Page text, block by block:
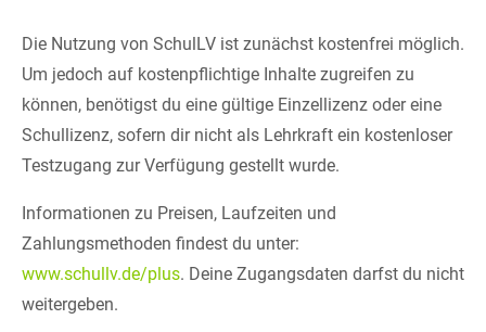
Die Nutzung von SchulLV ist zunächst kostenfrei möglich.
Um jedoch auf kostenpflichtige Inhalte zugreifen zu
können, benötigst du eine gültige Einzellizenz oder eine
Schullizenz, sofern dir nicht als Lehrkraft ein kostenloser
Testzugang zur Verfügung gestellt wurde.
Informationen zu Preisen, Laufzeiten und
Zahlungsmethoden findest du unter:
www.schullv.de/plus. Deine Zugangsdaten darfst du nicht
weitergeben.